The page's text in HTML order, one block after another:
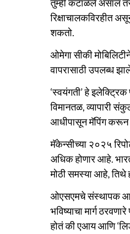
तुम्ही कंटाळले असाल तर
रिक्षाचालकविरहीत
शकतो.
ओमेगा सीकी
वापरासाठी उपलब्ध
‘स्वयंगती’ हे
विमानतळ, व्यापारी
आधीपासून मॅपिंग करून
मॅकेन्सीच्या २०२५
अधिक होणार आहे.
मोठी समस्या आहे, तिथे
ओएसएमचे संस्थापक आणि
भविष्याचा मार्ग
होतं की एआय आणि